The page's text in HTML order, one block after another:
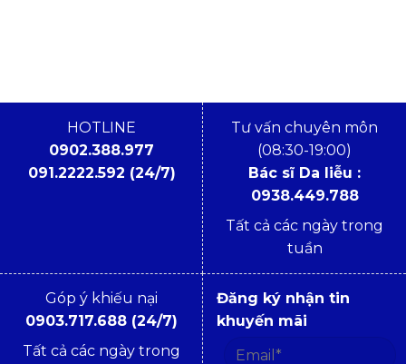
HOTLINE
0902.388.977
091.2222.592 (24/7)
Tư vấn chuyên môn
(08:30-19:00)
Bác sĩ Da liễu :
0938.449.788
Tất cả các ngày trong
tuần
Góp ý khiếu nại
0903.717.688 (24/7)
Tất cả các ngày trong
Đăng ký nhận tin
khuyến mãi